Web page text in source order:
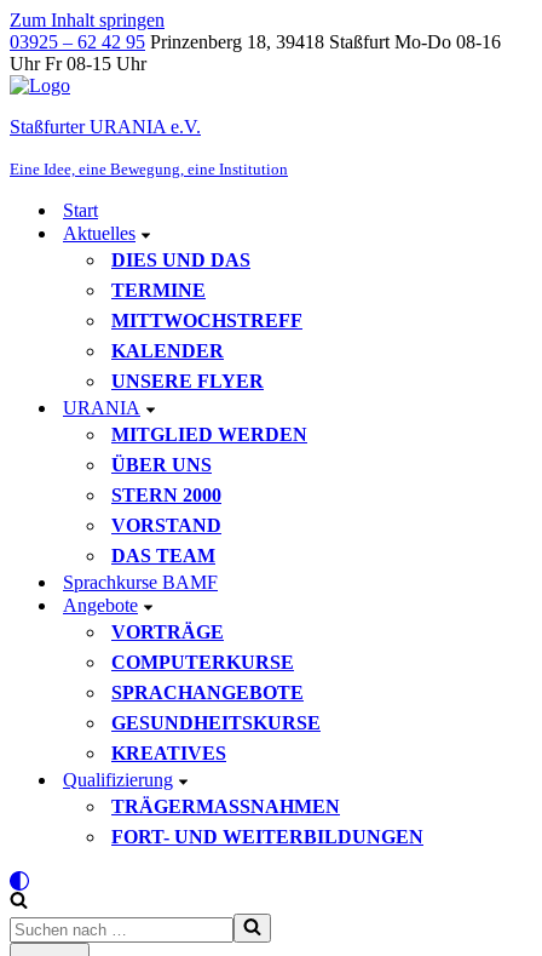
Zum Inhalt springen
03925 – 62 42 95 Prinzenberg 18, 39418 Staßfurt Mo-Do 08-16
Uhr Fr 08-15 Uhr
Staßfurter URANIA e.V.
Eine Idee, eine Bewegung, eine Institution
Start
Aktuelles
DIES UND DAS
TERMINE
MITTWOCHSTREFF
KALENDER
UNSERE FLYER
URANIA
MITGLIED WERDEN
ÜBER UNS
STERN 2000
VORSTAND
DAS TEAM
Sprachkurse BAMF
Angebote
VORTRÄGE
COMPUTERKURSE
SPRACHANGEBOTE
GESUNDHEITSKURSE
KREATIVES
Qualifizierung
TRÄGERMASSNAHMEN
FORT- UND WEITERBILDUNGEN
Suchen
nach …